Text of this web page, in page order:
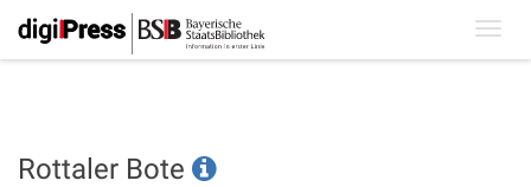
Rottaler Bote